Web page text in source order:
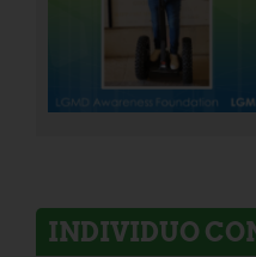
INDIVIDUO